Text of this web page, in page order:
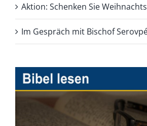
Aktion: Schenken Sie
Im Gespräch mit Bischof